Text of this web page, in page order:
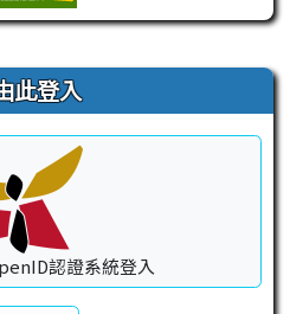
此登入
認證系統登入